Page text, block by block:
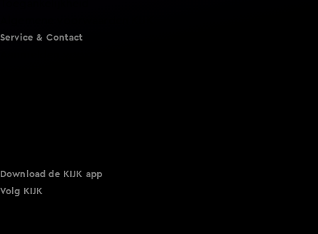
Service & Contact
Download de KIJK app
Volg KIJK